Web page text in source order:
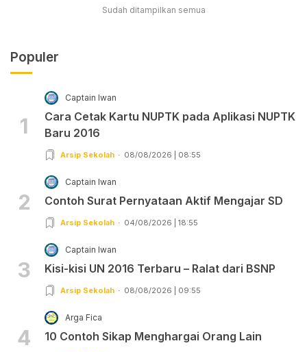
Sudah ditampilkan semua
Populer
1
Captain Iwan
Cara Cetak Kartu NUPTK pada Aplikasi NUPTK
Baru 2016
Arsip Sekolah 08/08/2026 | 08:55
2
Captain Iwan
Contoh Surat Pernyataan Aktif Mengajar SD
Arsip Sekolah 04/08/2026 | 18:55
3
Captain Iwan
Kisi-kisi UN 2016 Terbaru – Ralat dari BSNP
Arsip Sekolah 08/08/2026 | 09:55
4
Arga Fica
10 Contoh Sikap Menghargai Orang Lain